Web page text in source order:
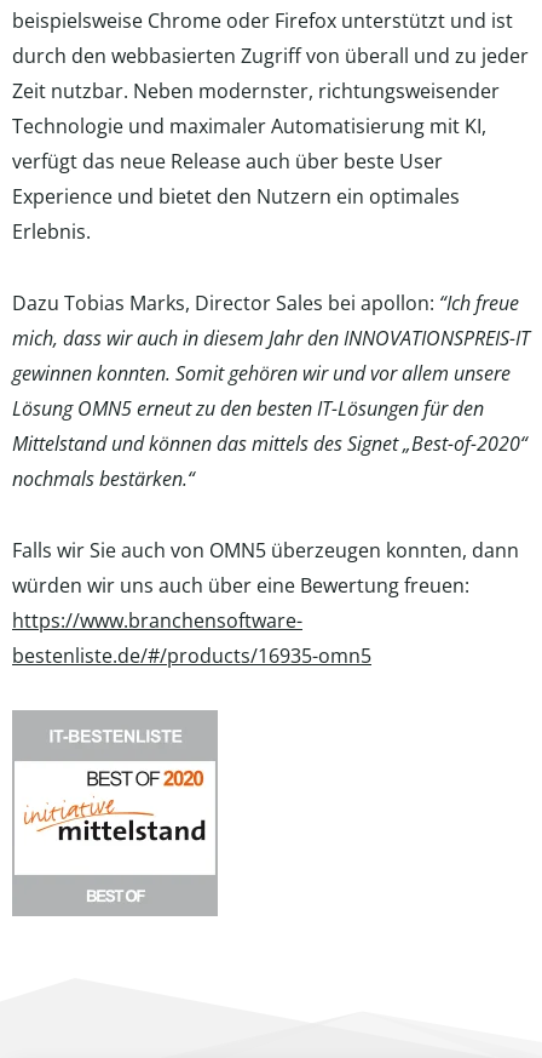
beispielsweise Chrome oder Firefox unterstützt und ist
durch den webbasierten Zugriff von überall und zu jeder
Zeit nutzbar. Neben modernster, richtungsweisender
Technologie und maximaler Automatisierung mit KI,
verfügt das neue Release auch über beste User
Experience und bietet den Nutzern ein optimales
Erlebnis.
Dazu Tobias Marks, Director Sales bei apollon: “Ich freue
mich, dass wir auch in diesem Jahr den INNOVATIONSPREIS-IT
gewinnen konnten. Somit gehören wir und vor allem unsere
Lösung OMN5 erneut zu den besten IT-Lösungen für den
Mittelstand und können das mittels des Signet „Best-of-2020“
nochmals bestärken.“
Falls wir Sie auch von OMN5 überzeugen konnten, dann
würden wir uns auch über eine Bewertung freuen:
https://www.branchensoftware-
bestenliste.de/#/products/16935-omn5